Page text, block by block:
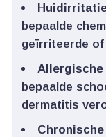
bepaalde
geïrriteerde of
bepaalde
dermatitis